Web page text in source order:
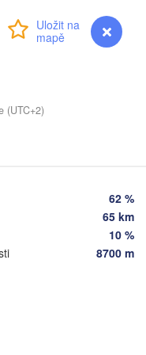
Předpověď
(UTC+2)
62 %
65 km
10 %
8700 m